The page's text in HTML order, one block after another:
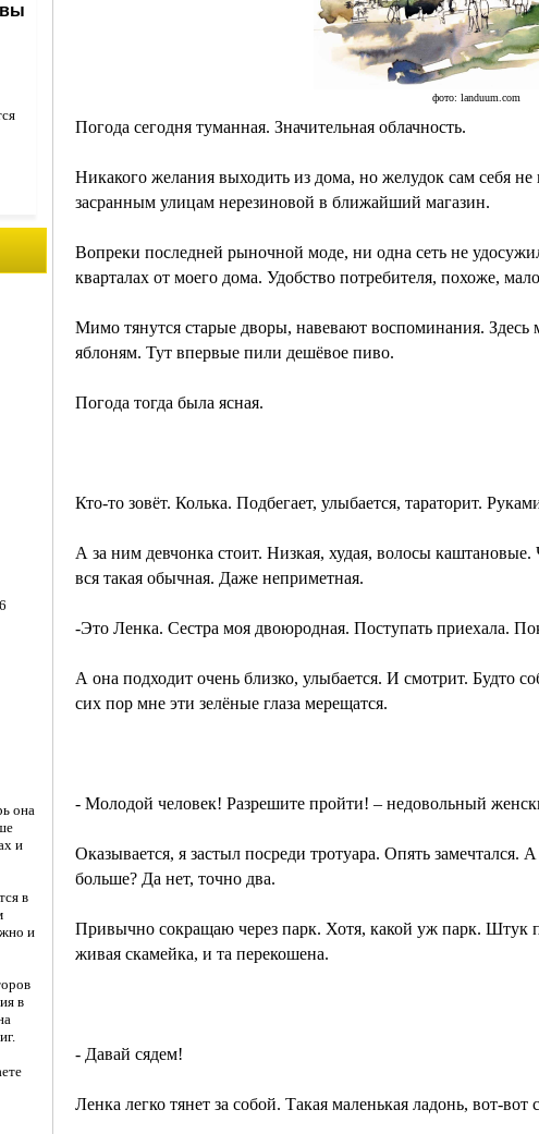
она
и
в
и
в
фото: landuum.com
Погода сегодня туманная. Значительная облачность.
Никакого желания выходить из дома, но желудок сам себя
засранным улицам нерезиновой в ближайший магазин.
Вопреки последней рыночной моде, ни одна сеть не
кварталах от моего дома. Удобство потребителя, похоже,
Мимо тянутся старые дворы, навевают воспоминания.
яблоням. Тут впервые пили дешёвое пиво.
Погода тогда была ясная.
Кто-то зовёт. Колька. Подбегает, улыбается, тараторит.
А за ним девчонка стоит. Низкая, худая, волосы
вся такая обычная. Даже неприметная.
-Это Ленка. Сестра моя двоюродная. Поступать приехала.
А она подходит очень близко, улыбается. И смотрит. Будто
сих пор мне эти зелёные глаза мерещатся.
- Молодой человек! Разрешите пройти! – недовольный
Оказывается, я застыл посреди тротуара. Опять
больше? Да нет, точно два.
Привычно сокращаю через парк. Хотя, какой уж парк. Штук
живая скамейка, и та перекошена.
- Давай сядем!
Ленка легко тянет за собой. Такая маленькая ладонь, вот-вот